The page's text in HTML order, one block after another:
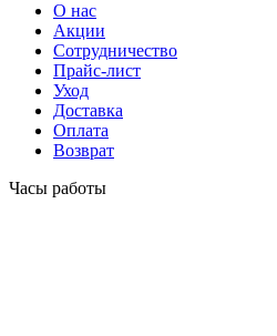
О нас
Акции
Сотрудничество
Прайс-лист
Уход
Доставка
Оплата
Возврат
Часы работы